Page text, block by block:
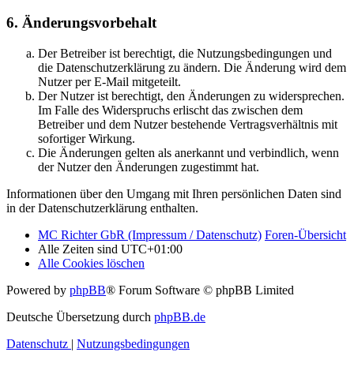
6. Änderungsvorbehalt
Der Betreiber ist berechtigt, die Nutzungsbedingungen und
die Datenschutzerklärung zu ändern. Die Änderung wird dem
Nutzer per E-Mail mitgeteilt.
Der Nutzer ist berechtigt, den Änderungen zu widersprechen.
Im Falle des Widerspruchs erlischt das zwischen dem
Betreiber und dem Nutzer bestehende Vertragsverhältnis mit
sofortiger Wirkung.
Die Änderungen gelten als anerkannt und verbindlich, wenn
der Nutzer den Änderungen zugestimmt hat.
Informationen über den Umgang mit Ihren persönlichen Daten sind
in der Datenschutzerklärung enthalten.
MC Richter GbR (Impressum / Datenschutz) Foren-Übersicht
Alle Zeiten sind UTC+01:00
Alle Cookies löschen
Powered by phpBB® Forum Software © phpBB Limited
Deutsche Übersetzung durch phpBB.de
Datenschutz | Nutzungsbedingungen